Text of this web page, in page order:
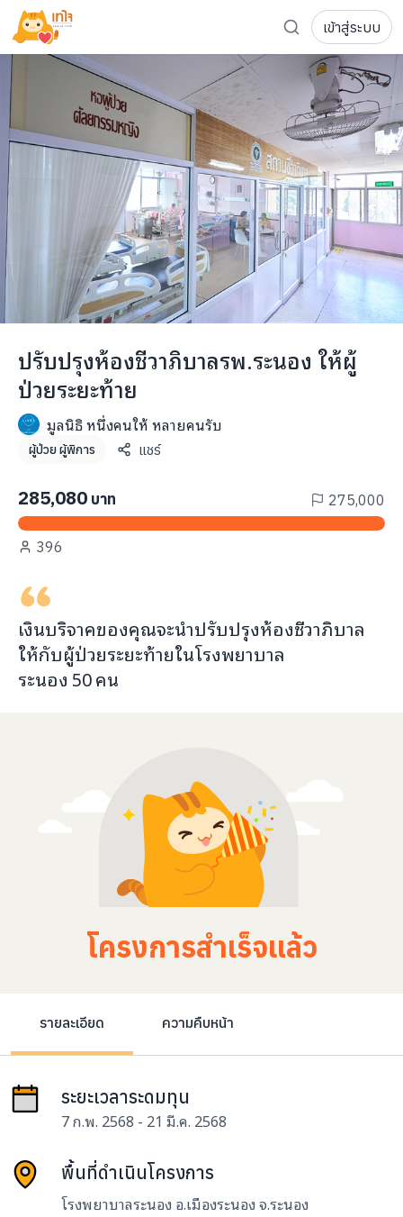
รู้จักเทใจ
โครงการ
เพจระดมทุน
ความเคลื่อนไหว
ผู้บริจาค
การลดหย่อนภาษี
FAQ ผู้บริจาค
เจ้าของโครงการ
ส่งโครงการ
FAQ เจ้าของโครงการ
ติดต่อเรา
098-615-5885
info@taejai.com
ภาษา: ไทย ENG
เข้าสู่ระบบ
ปรับปรุงห้องชีวาภิบาลรพ.ระนอง ให้ผู้
ป่วยระยะท้าย
มูลนิธิ หนึ่งคนให้ หลายคนรับ
ผู้ป่วย ผู้พิการ แชร์
285,080 บาท 275,000
396
เงินบริจาคของคุณจะนำปรับปรุงห้องชีวาภิบาล
ให้กับผู้ป่วยระยะท้ายในโรงพยาบาล
ระนอง 50คน
โครงการสำเร็จแล้ว
รายละเอียด ความคืบหน้า
ระยะเวลาระดมทุน
7 ก.พ. 2568 - 21 มี.ค. 2568
พื้นที่ดำเนินโครงการ
โรงพยาบาลระนอง อ.เมืองระนอง จ.ระนอง